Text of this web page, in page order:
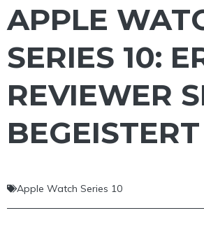
APPLE
SERIES 10:
REVIEWER
BEGEISTERT
Apple Watch Series 10